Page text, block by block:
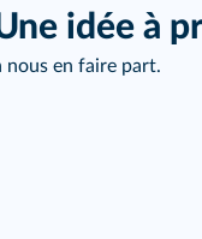
idée à
nous en faire part.